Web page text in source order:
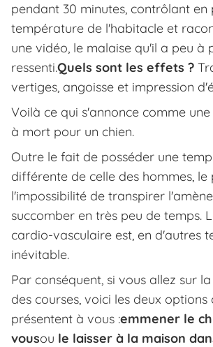
pendant 30 minutes, contrôlant en
température de l'habitacle et
une vidéo, le malaise qu'il a peu à
ressenti.Quels sont les effets ?
vertiges, angoisse et impression
Voilà ce qui s'annonce comme
à mort pour un chien.
Outre le fait de posséder une
différente de celle des hommes, le
l'impossibilité de transpirer
succomber en très peu de temps.
cardio-vasculaire est, en d'autres
inévitable.
Par conséquent, si vous allez sur
des courses, voici les deux options
présentent à vous :emmener le
vousou le laisser à la maison